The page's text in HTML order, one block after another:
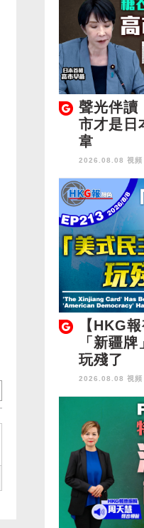
聲光伴讀
市才是日
韋
2026.08.08 視頻
【HKG
「新疆
玩殘了
2026.08.08 視頻